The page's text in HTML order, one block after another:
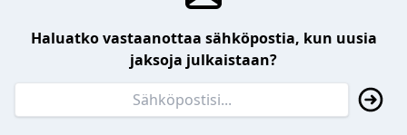
Haluatko vastaanottaa sähköpostia, kun uusia
jaksoja julkaistaan?